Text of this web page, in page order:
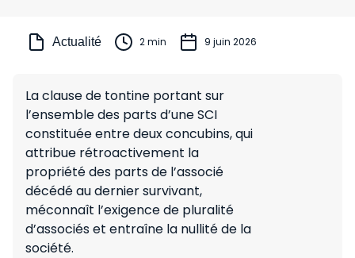
Actualité 2 min 9 juin 2026
La clause de tontine portant sur
l’ensemble des parts d’une SCI
constituée entre deux concubins, qui
attribue rétroactivement la
propriété des parts de l’associé
décédé au dernier survivant,
méconnaît l’exigence de pluralité
d’associés et entraîne la nullité de la
société.